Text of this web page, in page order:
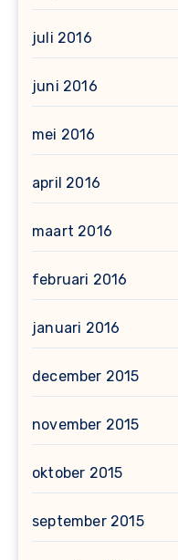
juli 2016
juni 2016
mei 2016
april 2016
maart 2016
februari 2016
januari 2016
december 2015
november 2015
oktober 2015
september 2015